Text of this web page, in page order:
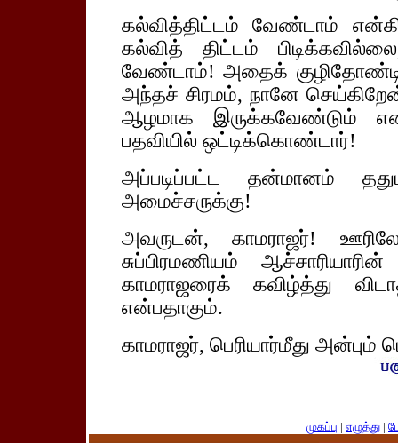
கல்வித்திட்டம் வேண்டாம்
கல்வித் திட்டம்
வேண்டாம்! அதைக்
அந்தச் சிரமம், நானே
ஆழமாக இருக்கவேண்டும்
பதவியில் ஒட்டிக்கொண்டார்!
அப்படிப்பட்ட தன்மானம்
அமைச்சருக்கு!
அவருடன், காமராஜர்!
சுப்பிரமணியம்
காமராஜரைக் கவிழ்த்து
என்பதாகும்.
காமராஜர், பெரியார்மீது அன்பும்
முகப்பு | எழுத்து |